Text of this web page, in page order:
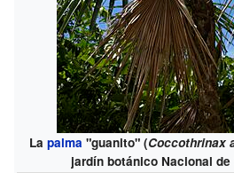
Lapalma "guanito" (Coccothrinax
jardín botánico Nacional de